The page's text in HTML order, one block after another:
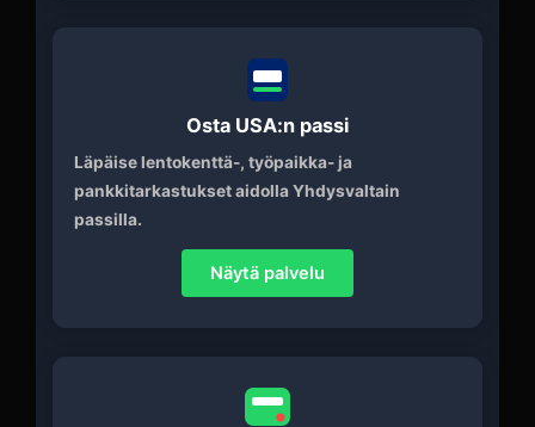
Osta USA:n passi
Läpäise lentokenttä-, työpaikka- ja
pankkitarkastukset aidolla Yhdysvaltain
passilla.
Näytä palvelu